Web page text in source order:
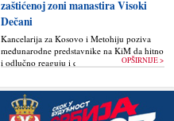
zaštićenoj zoni manastira Visoki
Dečani
Kancelarija za Kosovo i Metohiju poziva
međunarodne predstavnike na KiM da hitno
i odlučno reaguju i da bez odlaganja
građevinskih...
OPŠIRNIJE >